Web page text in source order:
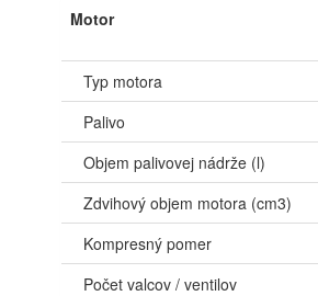
Motor
Typ motora
Palivo
Objem palivovej nádrže (l)
Zdvihový objem motora (cm3)
Kompresný pomer
Počet valcov / ventilov